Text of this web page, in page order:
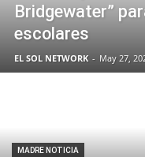
Bridgewater”
escolares
EL SOL NETWORK - May 27,
MADRE NOTICIA